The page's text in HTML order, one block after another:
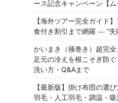
ース記念キャンペーン【ム
【海外ツアー完全ガイド
食付き割引まで網羅 ― “失
かいまき（掻巻き）超完全
足元の冷えを根こそぎ防
洗い方・Q&Aまで
【最新版】掛け布団の選
羽毛・人工羽毛・調温・